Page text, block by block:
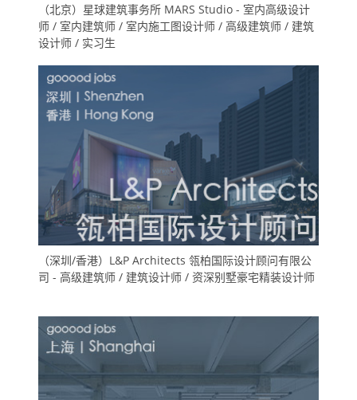
（北京）星球建筑事务所 MARS Studio - 室内高级设计
师 / 室内建筑师 / 室内施工图设计师 / 高级建筑师 / 建筑
设计师 / 实习生
（深圳/香港）L&P Architects 瓴柏国际设计顾问有限公
司 - 高级建筑师 / 建筑设计师 / 资深别墅豪宅精装设计师